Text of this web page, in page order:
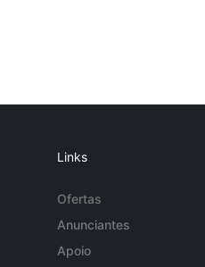
Links
Ofertas
Anunciantes
Apoio